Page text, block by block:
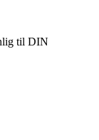
til DIN